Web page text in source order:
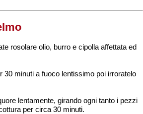
rosolare olio, burro e cipolla affettata ed
30 minuti a fuoco lentissimo poi irroratelo
lentamente, girando ogni tanto i pezzi
per circa 30 minuti.